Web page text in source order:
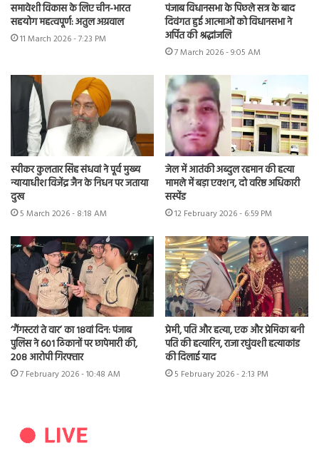
समावेशी विकास के लिए चीन-भारत
सहयोग महत्वपूर्ण: अतुल अग्रवाल
11 March 2026 - 7:23 PM
पंजाब विधानसभा के पिछले सत्र के बाद
दिवंगत हुई आत्माओं को विधानसभा ने
अर्पित की श्रद्धांजलि
7 March 2026 - 9:05 AM
स्पीकर कुलतार सिंह संधवां ने पूर्व मुख्य
न्यायाधीश विजेंद्र जैन के निधन पर जताया
दुख
5 March 2026 - 8:18 AM
जेल में आतंकी अब्दुल रहमान की हत्या
मामले में बड़ा एक्शन, दो वरिष्ठ अधिकारी
सस्पेंड
12 February 2026 - 6:59 PM
‘गैंगस्टरां ते वार’ का 18वां दिन: पंजाब
पुलिस ने 601 ठिकानों पर छापेमारी की,
208 आरोपी गिरफ्तार
7 February 2026 - 10:48 AM
प्रेमी, पति और हत्या, एक और प्रेमिका बनी
पति की हत्यारिन, राजा रघुंवशी हत्याकांड
की दिलाई याद
5 February 2026 - 2:13 PM